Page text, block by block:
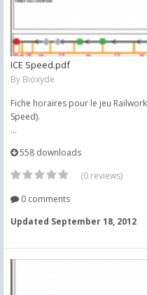
ICE Speed.pdf
By Bioxyde
Fiche horaires pour le jeu
Speed).
...
558 downloads
(0 reviews)
0 comments
Updated September 18, 2012